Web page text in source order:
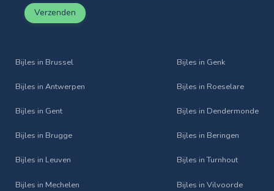
Verzenden
Bijles in Brussel
Bijles in Antwerpen
Bijles in Gent
Bijles in Brugge
Bijles in Leuven
Bijles in Mechelen
Bijles in Genk
Bijles in Roeselare
Bijles in Dendermonde
Bijles in Beringen
Bijles in Turnhout
Bijles in Vilvoorde